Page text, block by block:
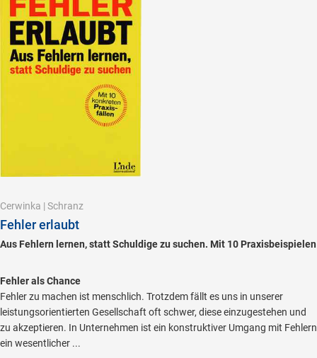
Cerwinka | Schranz
Fehler erlaubt
Aus Fehlern lernen, statt Schuldige zu suchen. Mit 10 Praxisbeispielen
Fehler als Chance
Fehler zu machen ist menschlich. Trotzdem fällt es uns in unserer
leistungsorientierten Gesellschaft oft schwer, diese einzugestehen und
zu akzeptieren. In Unternehmen ist ein konstruktiver Umgang mit Fehlern
ein wesentlicher ...